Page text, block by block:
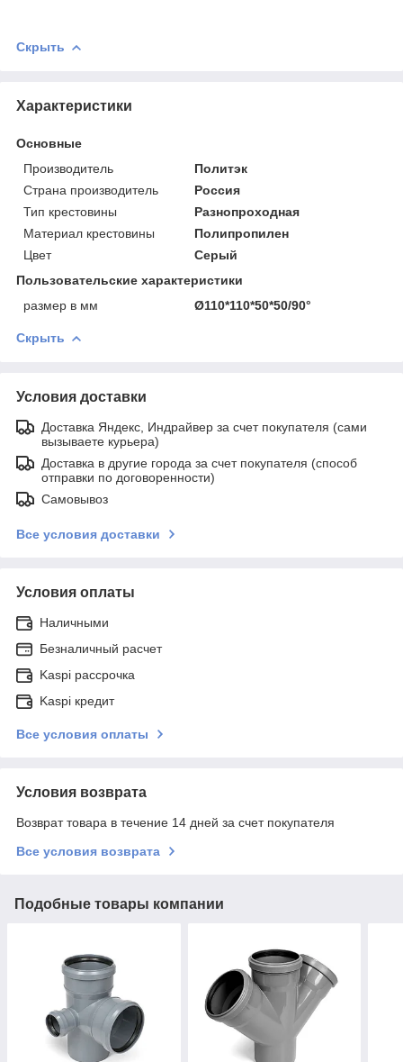
Скрыть
Характеристики
Основные
Производитель
Политэк
Страна производитель
Россия
Тип крестовины
Разнопроходная
Материал крестовины
Полипропилен
Цвет
Серый
Пользовательские характеристики
размер в мм
Ø110*110*50*50/90°
Скрыть
Условия доставки
Доставка Яндекс, Индрайвер за счет покупателя (сами
вызываете курьера)
Доставка в другие города за счет покупателя (способ
отправки по договоренности)
Самовывоз
Все условия доставки
Условия оплаты
Наличными
Безналичный расчет
Kaspi рассрочка
Kaspi кредит
Все условия оплаты
Условия возврата
Возврат товара в течение 14 дней за счет покупателя
Все условия возврата
Подобные товары компании